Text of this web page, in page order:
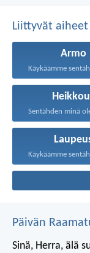
Liittyvät aiheet
Armo
Päivän
Sinä, Herra, älä